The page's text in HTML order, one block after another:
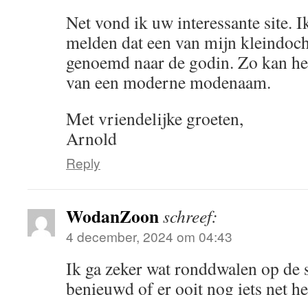
Net vond ik uw interessante site.
melden dat een van mijn
genoemd naar de godin. Zo kan
van een moderne modenaam.
Met vriendelijke groeten,
Arnold
Reply
WodanZoonschreef:
4 december, 2024 om 04:43
Ik ga zeker wat ronddwalen op de
benieuwd of er ooit nog iets net